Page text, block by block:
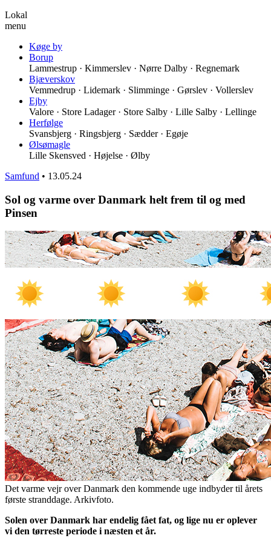
Lokal
menu
Køge by
Borup
Lammestrup · Kimmerslev · Nørre Dalby · Regnemark
Bjæverskov
Vemmedrup · Lidemark · Slimminge · Gørslev · Vollerslev
Ejby
Valore · Store Ladager · Store Salby · Lille Salby · Lellinge
Herfølge
Svansbjerg · Ringsbjerg · Sædder · Egøje
Ølsømagle
Lille Skensved · Højelse · Ølby
Samfund • 13.05.24
Sol og varme over Danmark helt frem til og med
Pinsen
Det varme vejr over Danmark den kommende uge indbyder til årets
første stranddage. Arkivfoto.
Solen over Danmark har endelig fået fat, og lige nu er oplever
vi den tørreste periode i næsten et år.